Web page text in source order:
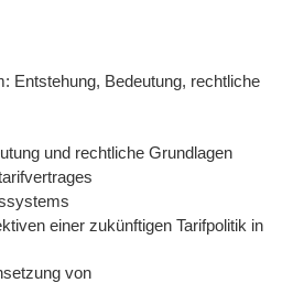
Entstehung, Bedeutung, rechtliche
und rechtliche Grundlagen
einer zukünftigen Tarifpolitik in
von